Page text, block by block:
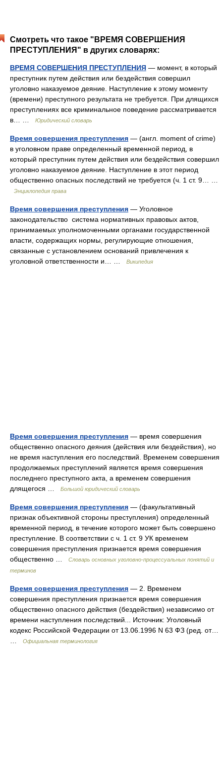
Смотреть что такое "ВРЕМЯ СОВЕРШЕНИЯ
ПРЕСТУПЛЕНИЯ" в других словарях:
ВРЕМЯ СОВЕРШЕНИЯ ПРЕСТУПЛЕНИЯ — момент, в который
преступник путем действия или бездействия совершил
уголовно наказуемое деяние. Наступление к этому моменту
(времени) преступного результата не требуется. При длящихся
преступлениях все криминальное поведение рассматривается
в… …
Юридический словарь
Время совершения преступления — (англ. moment of crime)
в уголовном праве определенный временной период, в
который преступник путем действия или бездействия совершил
уголовно наказуемое деяние. Наступление в этот период
общественно опасных последствий не требуется (ч. 1 ст. 9… …
Энциклопедия права
Время совершения преступления — Уголовное
законодательство система нормативных правовых актов,
принимаемых уполномоченными органами государственной
власти, содержащих нормы, регулирующие отношения,
связанные с установлением оснований привлечения к
уголовной ответственности и… …
Википедия
Время совершения преступления — время совершения
общественно опасного деяния (действия или бездействия), но
не время наступления его последствий. Временем совершения
продолжаемых преступлений является время совершения
последнего преступного акта, а временем совершения
длящегося …
Большой юридический словарь
Время совершения преступления — (факультативный
признак объективной стороны преступления) определенный
временной период, в течение которого может быть совершено
преступление. В соответствии с ч. 1 ст. 9 УК временем
совершения преступления признается время совершения
общественно …
Словарь основных уголовно-процессуальных понятий и
терминов
Время совершения преступления — 2. Временем
совершения преступления признается время совершения
общественно опасного действия (бездействия) независимо от
времени наступления последствий... Источник: Уголовный
кодекс Российской Федерации от 13.06.1996 N 63 ФЗ (ред. от…
Официальная терминология